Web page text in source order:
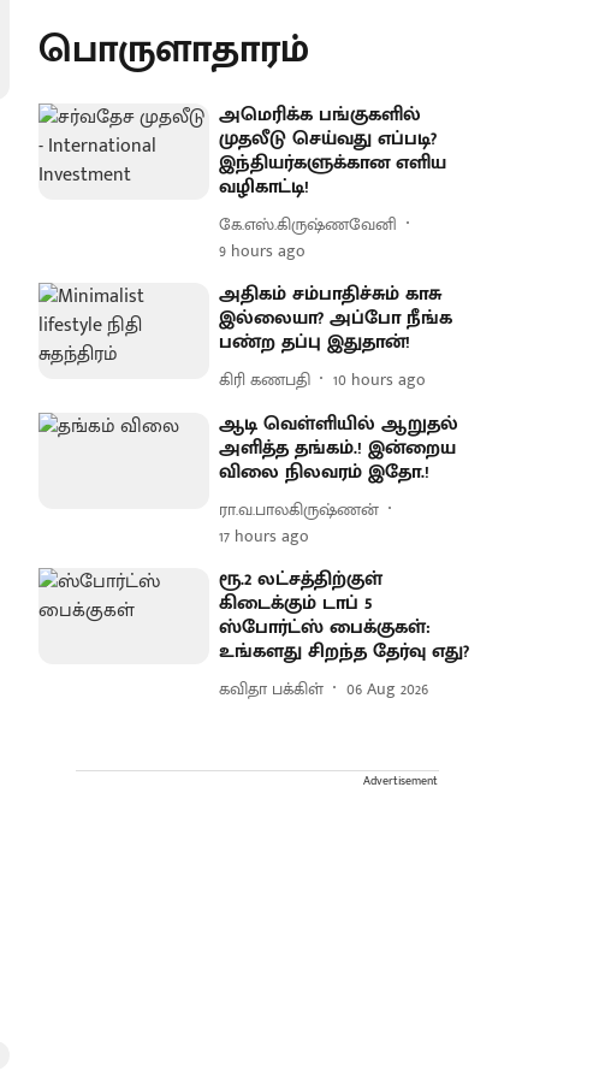
பொருளாதாரம்
அமெரிக்க பங்குகளில்
முதலீடு செய்வது எப்படி?
இந்தியர்களுக்கான எளிய
வழிகாட்டி!
கே.எஸ்.கிருஷ்ணவேனி
9 hours ago
அதிகம் சம்பாதிச்சும் காசு
இல்லையா? அப்போ நீங்க
பண்ற தப்பு இதுதான்!
கிரி கணபதி 10 hours ago
ஆடி வெள்ளியில் ஆறுதல்
அளித்த தங்கம்.! இன்றைய
விலை நிலவரம் இதோ.!
ரா.வ.பாலகிருஷ்ணன்
17 hours ago
ரூ.2 லட்சத்திற்குள்
கிடைக்கும் டாப் 5
ஸ்போர்ட்ஸ் பைக்குகள்:
உங்களது சிறந்த தேர்வு எது?
கவிதா பக்கிள் 06 Aug 2026
Advertisement